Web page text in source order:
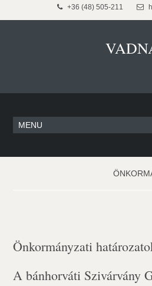
+36 (48) 505-211
Önkormányzati
A bánhorváti Szivárvány